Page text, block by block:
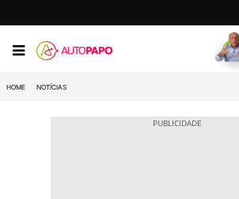
HOME NOTÍCIAS